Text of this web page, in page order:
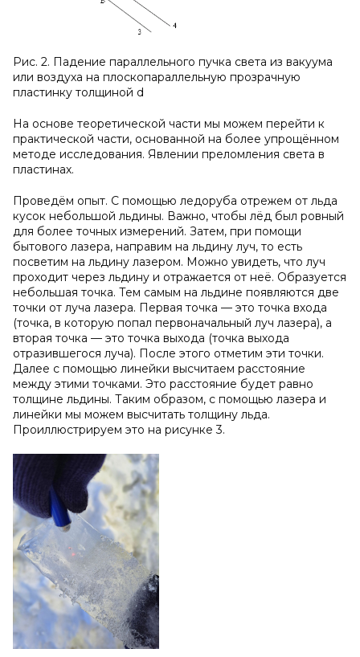
Рис. 2. Падение параллельного пучка света из вакуума
или воздуха на плоскопараллельную прозрачную
пластинку толщиной d
На основе теоретической части мы можем перейти к
практической части, основанной на более упрощённом
методе исследования. Явлении преломления света в
пластинах.
Проведём опыт. С помощью ледоруба отрежем от льда
кусок небольшой льдины. Важно, чтобы лёд был ровный
для более точных измерений. Затем, при помощи
бытового лазера, направим на льдину луч, то есть
посветим на льдину лазером. Можно увидеть, что луч
проходит через льдину и отражается от неё. Образуется
небольшая точка. Тем самым на льдине появляются две
точки от луча лазера. Первая точка — это точка входа
(точка, в которую попал первоначальный луч лазера), а
вторая точка — это точка выхода (точка выхода
отразившегося луча). После этого отметим эти точки.
Далее с помощью линейки высчитаем расстояние
между этими точками. Это расстояние будет равно
толщине льдины. Таким образом, с помощью лазера и
линейки мы можем высчитать толщину льда.
Проиллюстрируем это на рисунке 3.